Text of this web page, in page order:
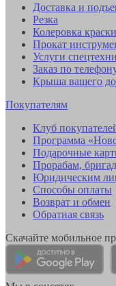
Доставка и
Резка
Колеровка краски
Прокат
Услуги
Заказ по
Крыша вашего
Покупателям
Клуб
Программа
Подарочные
Прорабам,
Юридическим
Способы оплаты
Возврат и обмен
Обратная связь
Скачайте мобильное